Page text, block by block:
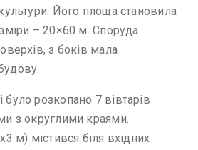
Його площа становила
– 20×60 м. Споруда
з боків мала
розкопано 7 вівтарів
з округлими краями.
м) містився біля вхідних